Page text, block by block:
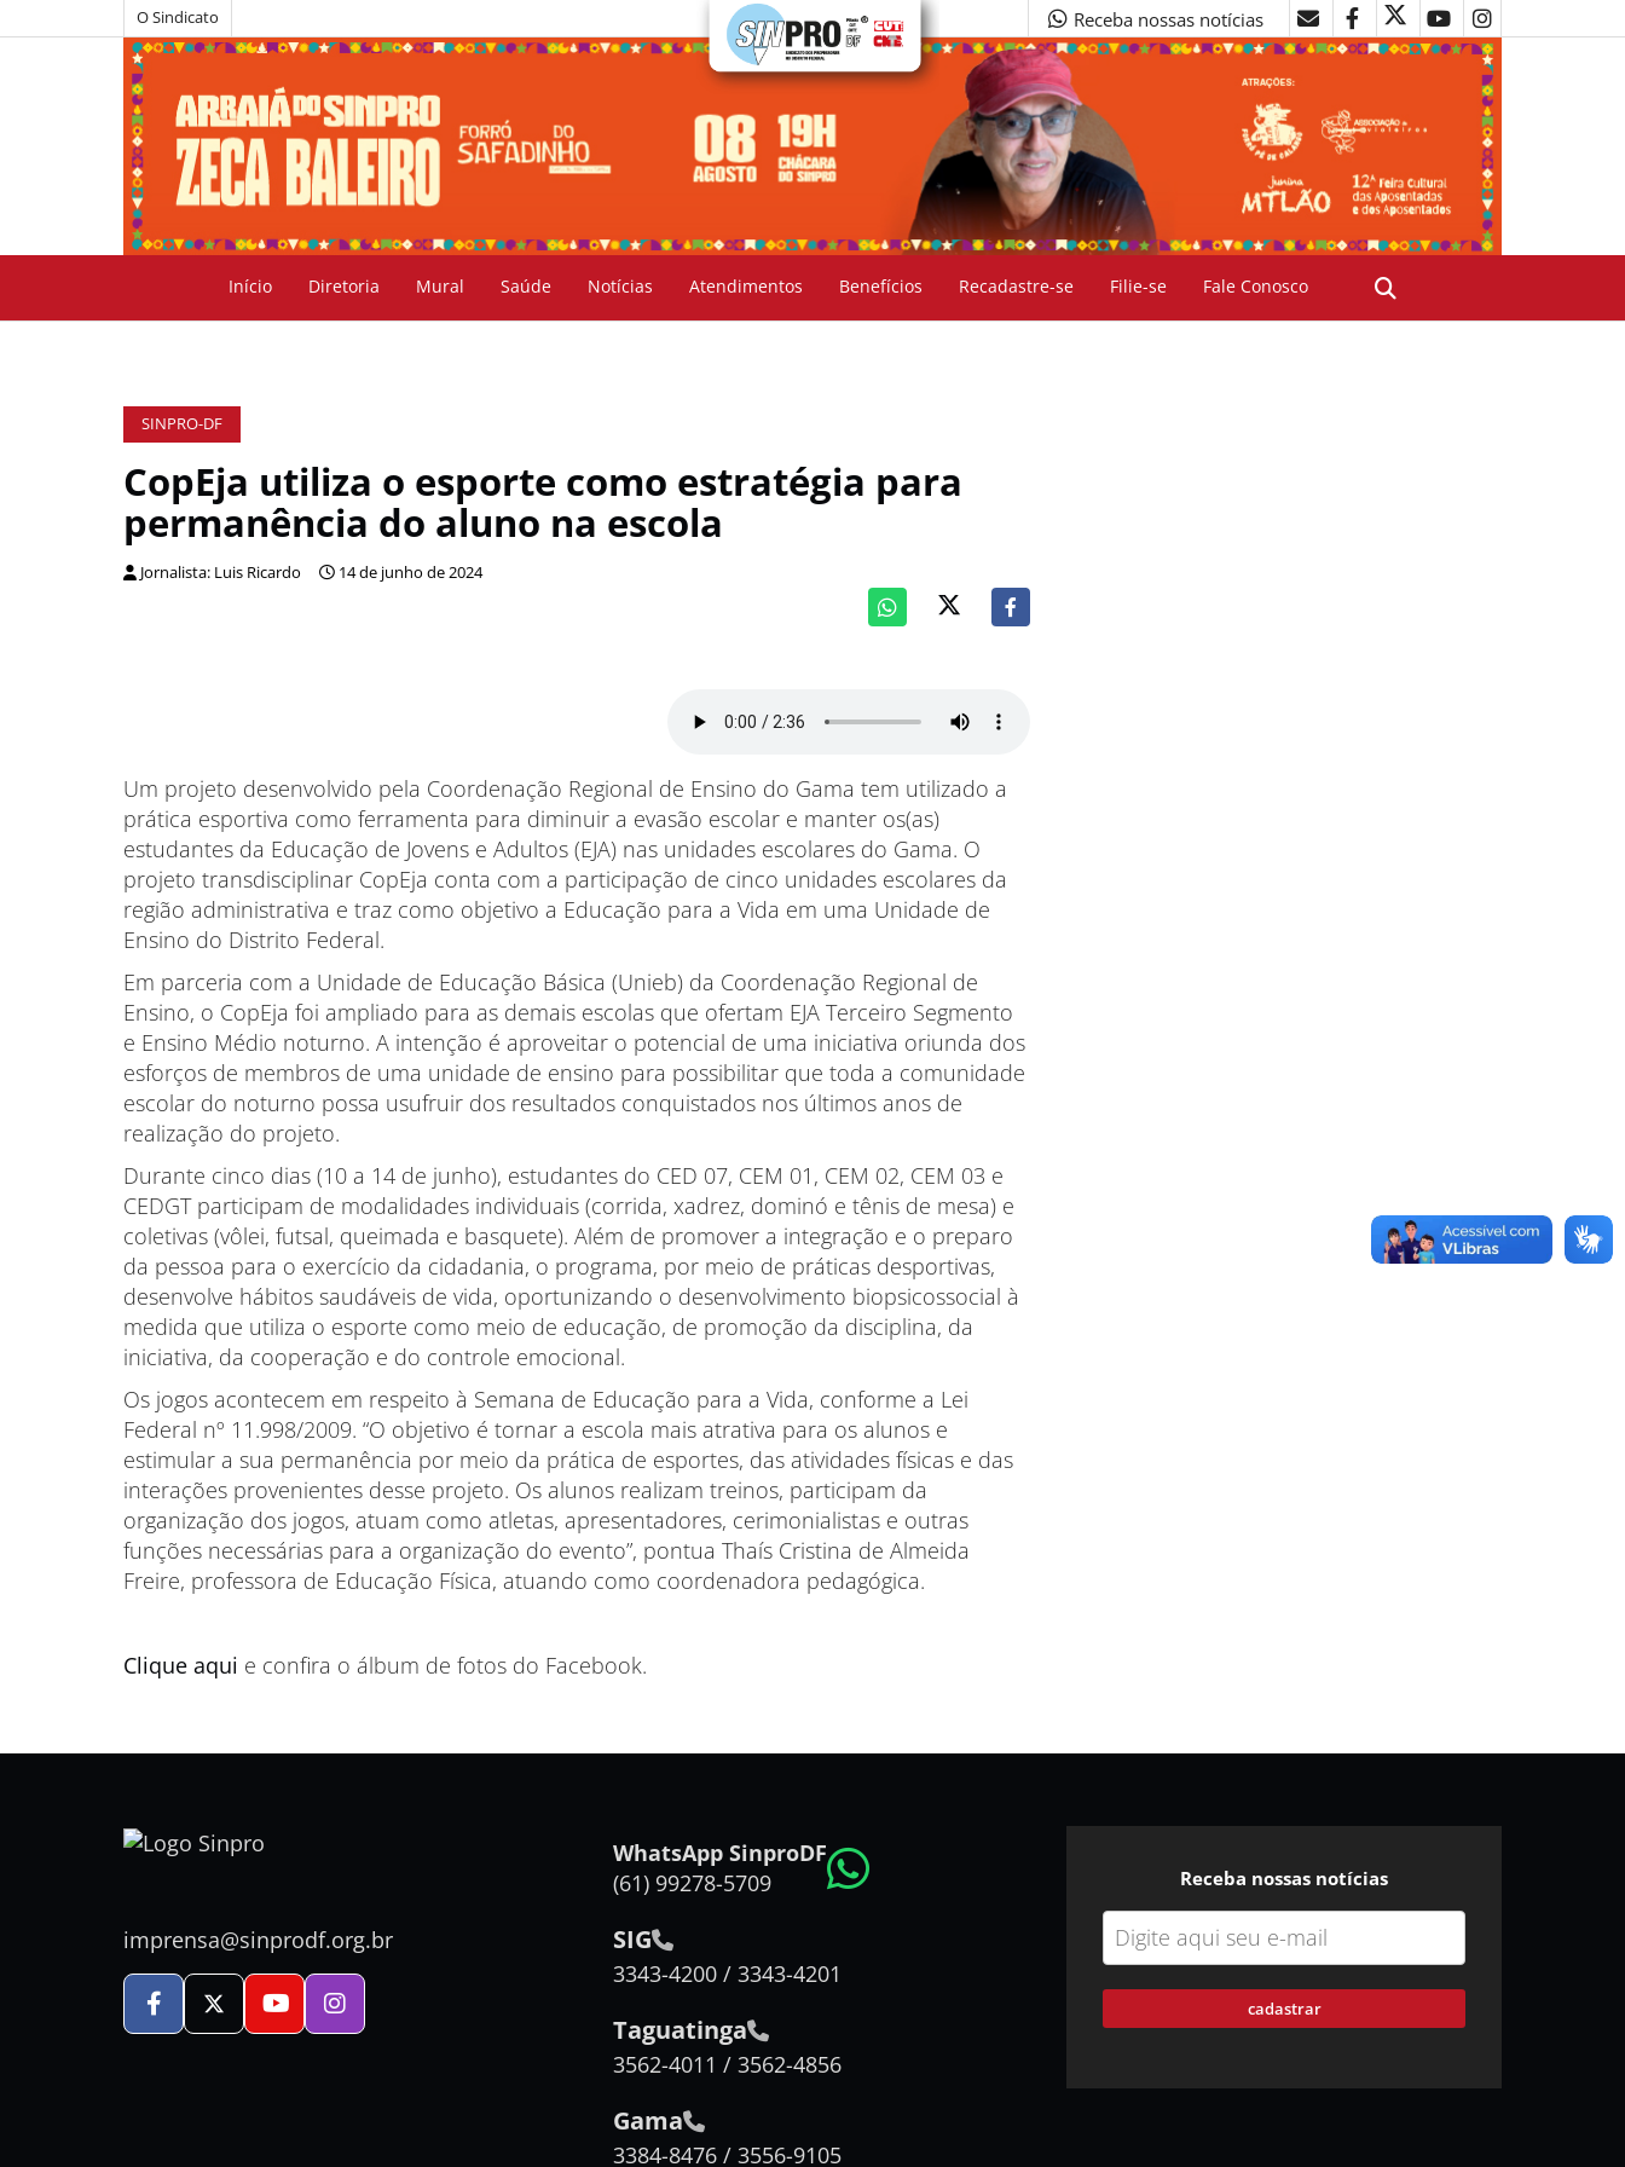
O Sindicato Receba nossas notícias
Início Diretoria Mural Saúde Notícias Atendimentos Benefícios Recadastre-se Filie-se Fale Conosco
SINPRO-DF
CopEja utiliza o esporte como estratégia para
permanência do aluno na escola
Jornalista: Luis Ricardo 14 de junho de 2024
Um projeto desenvolvido pela Coordenação Regional de Ensino do Gama tem utilizado a
prática esportiva como ferramenta para diminuir a evasão escolar e manter os(as)
estudantes da Educação de Jovens e Adultos (EJA) nas unidades escolares do Gama. O
projeto transdisciplinar CopEja conta com a participação de cinco unidades escolares da
região administrativa e traz como objetivo a Educação para a Vida em uma Unidade de
Ensino do Distrito Federal.
Em parceria com a Unidade de Educação Básica (Unieb) da Coordenação Regional de
Ensino, o CopEja foi ampliado para as demais escolas que ofertam EJA Terceiro Segmento
e Ensino Médio noturno. A intenção é aproveitar o potencial de uma iniciativa oriunda dos
esforços de membros de uma unidade de ensino para possibilitar que toda a comunidade
escolar do noturno possa usufruir dos resultados conquistados nos últimos anos de
realização do projeto.
Durante cinco dias (10 a 14 de junho), estudantes do CED 07, CEM 01, CEM 02, CEM 03 e
CEDGT participam de modalidades individuais (corrida, xadrez, dominó e tênis de mesa) e
coletivas (vôlei, futsal, queimada e basquete). Além de promover a integração e o preparo
da pessoa para o exercício da cidadania, o programa, por meio de práticas desportivas,
desenvolve hábitos saudáveis de vida, oportunizando o desenvolvimento biopsicossocial à
medida que utiliza o esporte como meio de educação, de promoção da disciplina, da
iniciativa, da cooperação e do controle emocional.
Os jogos acontecem em respeito à Semana de Educação para a Vida, conforme a Lei
Federal nº 11.998/2009. “O objetivo é tornar a escola mais atrativa para os alunos e
estimular a sua permanência por meio da prática de esportes, das atividades físicas e das
interações provenientes desse projeto. Os alunos realizam treinos, participam da
organização dos jogos, atuam como atletas, apresentadores, cerimonialistas e outras
funções necessárias para a organização do evento”, pontua Thaís Cristina de Almeida
Freire, professora de Educação Física, atuando como coordenadora pedagógica.
Clique aqui e confira o álbum de fotos do Facebook.
imprensa@sinprodf.org.br
WhatsApp SinproDF
(61) 99278-5709
SIG
3343-4200 / 3343-4201
Taguatinga
3562-4011 / 3562-4856
Gama
3384-8476 / 3556-9105
Receba nossas notícias
cadastrar